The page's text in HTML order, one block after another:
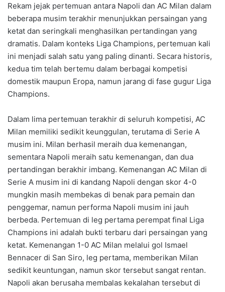
Rekam jejak pertemuan antara Napoli dan AC Milan dalam
beberapa musim terakhir menunjukkan persaingan yang
ketat dan seringkali menghasilkan pertandingan yang
dramatis. Dalam konteks Liga Champions, pertemuan kali
ini menjadi salah satu yang paling dinanti. Secara historis,
kedua tim telah bertemu dalam berbagai kompetisi
domestik maupun Eropa, namun jarang di fase gugur Liga
Champions.
Dalam lima pertemuan terakhir di seluruh kompetisi, AC
Milan memiliki sedikit keunggulan, terutama di Serie A
musim ini. Milan berhasil meraih dua kemenangan,
sementara Napoli meraih satu kemenangan, dan dua
pertandingan berakhir imbang. Kemenangan AC Milan di
Serie A musim ini di kandang Napoli dengan skor 4-0
mungkin masih membekas di benak para pemain dan
penggemar, namun performa Napoli musim ini jauh
berbeda. Pertemuan di leg pertama perempat final Liga
Champions ini adalah bukti terbaru dari persaingan yang
ketat. Kemenangan 1-0 AC Milan melalui gol Ismael
Bennacer di San Siro, leg pertama, memberikan Milan
sedikit keuntungan, namun skor tersebut sangat rentan.
Napoli akan berusaha membalas kekalahan tersebut di